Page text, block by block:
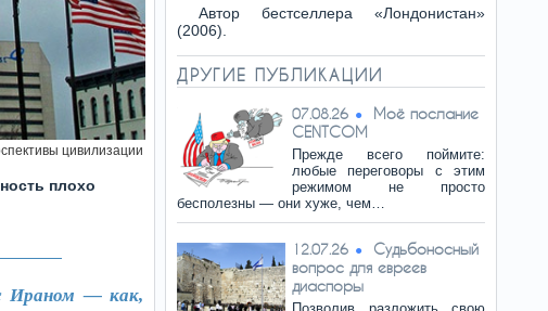
цивилизации
плохо
Ираном — как,
Автор бестселлера «Лондонистан»
(2006).
ДРУГИЕ ПУБЛИКАЦИИ
07.08.26
Моё послание
CENTCOM
Прежде всего поймите:
любые переговоры с этим
режимом не просто
бесполезны — они хуже, чем…
12.07.26
Судьбоносный
вопрос для евреев
диаспоры